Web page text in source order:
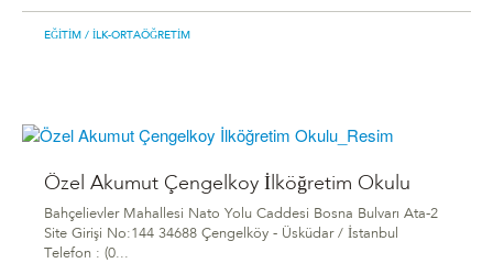
EĞITIM / İLK-ORTAÖĞRETIM
Özel Akumut Çengelkoy İlköğretim Okulu
Bahçelievler Mahallesi Nato Yolu Caddesi Bosna Bulvarı Ata-2
Site Girişi No:144 34688 Çengelköy - Üsküdar / İstanbul
Telefon : (0...